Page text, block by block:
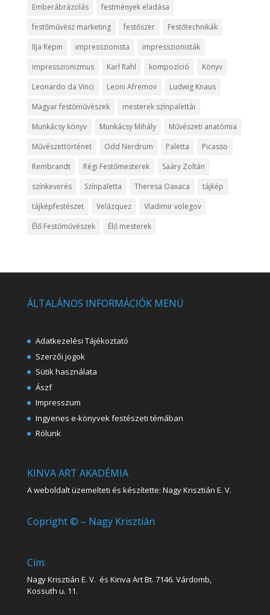
Emberábrázolás
festmények eladása
festőművész marketing
festőszer
Festőtechnikák
Ilja Repin
impresszionista
impresszionisták
impresszionizmus
Karl Rahl kompozíció
Könyv
Leonardo da Vinci
Leoni Afremov
Ludwig Knaus
Magyar festőművészek
mesterek színpalettái
Munkácsy könyv
Munkácsy Mihály
Művészeti anatómia
Művészettörténet
Odd Nerdrum Paletta
Picasso
Rembrandt
Régi Festőmesterek
Saáry Zoltán
színkeverés
Színpaletta Theresa Oaxaca
tájkép
tájképfestészet
Velázquez
Vladimir volegov
Élő Festőművészek
Élő mesterek
ÁLTALÁNOS INFORMÁCIÓK MENÜ
Adatkezelési Tájékoztató
Szerzői jogok
Sütik használata
Ászf
Impresszum
Ingyenes e-könyvek festészeti témában
Rólunk
KINVA ART AKADÉMIA
A weboldalt üzemelteti és készítette: Nagy Krisztián E. V.
Copright © – Nagy Krisztián
Cím:
Nagy Krisztián E. V. és Kinva Art Bt. 7146. Várdomb,
Kossuth u. 11.